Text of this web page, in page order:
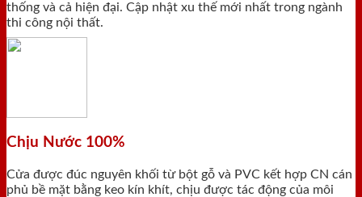
thống và cả hiện đại. Cập nhật xu thế mới nhất trong ngành
thi công nội thất.
Chịu Nước 100%
Cửa được đúc nguyên khối từ bột gỗ và PVC kết hợp CN cán
phủ bề mặt bằng keo kín khít, chịu được tác động của môi